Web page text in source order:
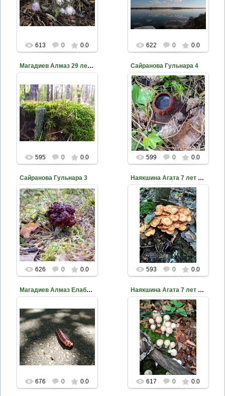
nkama
613 0 0.0
nkama
622 0 0.0
Магадиев Алмаз 29 лет Елабуга
2020-10-18
nkama
595 0 0.0
Сайранова Гульнара 4
2020-10-18
nkama
599 0 0.0
Сайранова Гульнара 3
2020-10-18
nkama
626 0 0.0
Наякшина Агата 7 лет Опята в Танайском лесу МБУ ДО ДЭБЦ Е...
2020-10-18
nkama
593 0 0.0
Магадиев Алмаз Елабуга 29 лет
2020-10-18
Гусеница древоточца
пахучего. Красная книга
РТ
nkama
676 0 0.0
Наякшина Агата 7 лет МБУ ДО ДЭБЦ ЕМР РТ Грибы Танайского ...
2020-10-18
nkama
617 0 0.0